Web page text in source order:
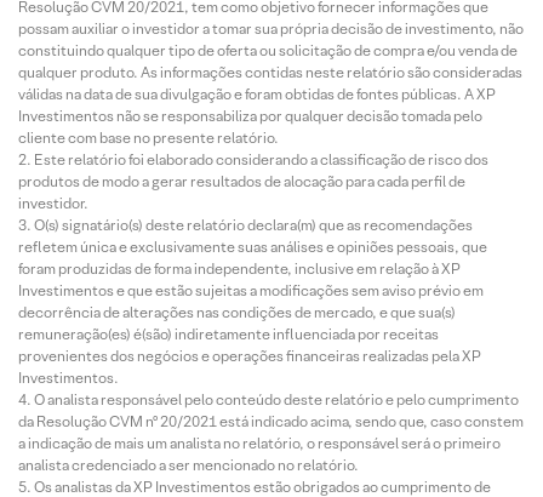
Resolução CVM 20/2021, tem como objetivo fornecer informações que
possam auxiliar o investidor a tomar sua própria decisão de investimento, não
constituindo qualquer tipo de oferta ou solicitação de compra e/ou venda de
qualquer produto. As informações contidas neste relatório são consideradas
válidas na data de sua divulgação e foram obtidas de fontes públicas. A XP
Investimentos não se responsabiliza por qualquer decisão tomada pelo
cliente com base no presente relatório.
Este relatório foi elaborado considerando a classificação de risco dos
produtos de modo a gerar resultados de alocação para cada perfil de
investidor.
O(s) signatário(s) deste relatório declara(m) que as recomendações
refletem única e exclusivamente suas análises e opiniões pessoais, que
foram produzidas de forma independente, inclusive em relação à XP
Investimentos e que estão sujeitas a modificações sem aviso prévio em
decorrência de alterações nas condições de mercado, e que sua(s)
remuneração(es) é(são) indiretamente influenciada por receitas
provenientes dos negócios e operações financeiras realizadas pela XP
Investimentos.
O analista responsável pelo conteúdo deste relatório e pelo cumprimento
da Resolução CVM nº 20/2021 está indicado acima, sendo que, caso constem
a indicação de mais um analista no relatório, o responsável será o primeiro
analista credenciado a ser mencionado no relatório.
Os analistas da XP Investimentos estão obrigados ao cumprimento de